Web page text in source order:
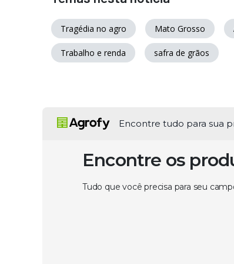
Tragédia no agro Mato Grosso
Trabalho e renda safra de grãos
Encontre tudo para sua
Encontre os
Tudo que você precisa para seu